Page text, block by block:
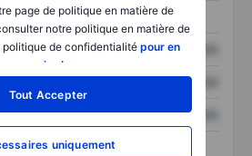
page de politique en matière de
notre politique en matière de
politique de confidentialité pour en
savoir plus
Tout Accepter
uniquement
XXXXXXX XXXXXXX
XXXXXXX
XXXXXXX XXXXXXX